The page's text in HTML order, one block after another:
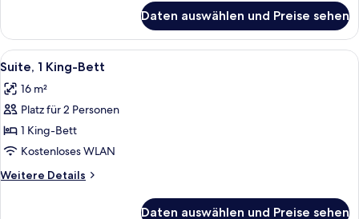
Zimmer,
Queen-
Daten auswählen und Preise sehen
Alle
Fotos
für
Suite,
1 King-
Bett
anzeigen
Ein Bett mit weißer Bettwäsche, zwei
7
Suite, 1 King-Bett
16 m²
Platz für 2 Personen
1 King-Bett
Kostenloses WLAN
Weitere Details
Weitere
Daten auswählen und Preise sehen